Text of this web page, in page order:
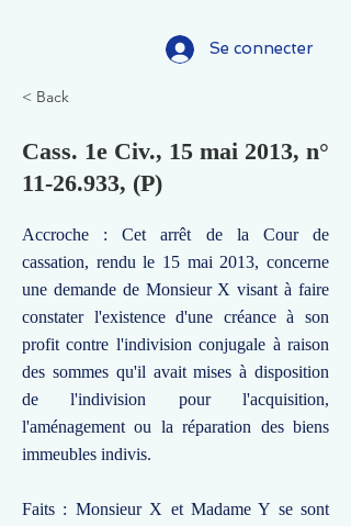
Se connecter
< Back
Cass. 1e Civ., 15 mai 2013, n°
11-26.933, (P)
Accroche : Cet arrêt de la Cour de
cassation, rendu le 15 mai 2013, concerne
une demande de Monsieur X visant à faire
constater l'existence d'une créance à son
profit contre l'indivision conjugale à raison
des sommes qu'il avait mises à disposition
de l'indivision pour l'acquisition,
l'aménagement ou la réparation des biens
immeubles indivis.
Faits : Monsieur X et Madame Y se sont